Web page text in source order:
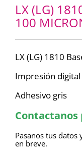
LX (LG)
100
LX (LG) 1810
Impresión
Adhesivo gris
Contactanos
Pasanos tus datos
en breve.